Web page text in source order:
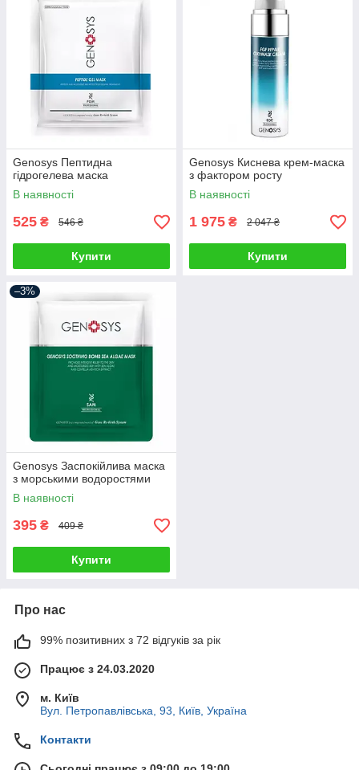
Genosys Пептидна
гідрогелева маска
В наявності
525 ₴ 546 ₴
Купити
Genosys Киснева крем-маска
з фактором росту
В наявності
1 975 ₴ 2 047 ₴
Купити
–3%
Genosys Заспокійлива маска
з морськими водоростями
В наявності
395 ₴ 409 ₴
Купити
Про нас
99% позитивних з 72 відгуків за рік
Працює з 24.03.2020
м. Київ
Вул. Петропавлівська, 93, Київ, Україна
Контакти